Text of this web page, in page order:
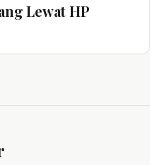
Lewat HP